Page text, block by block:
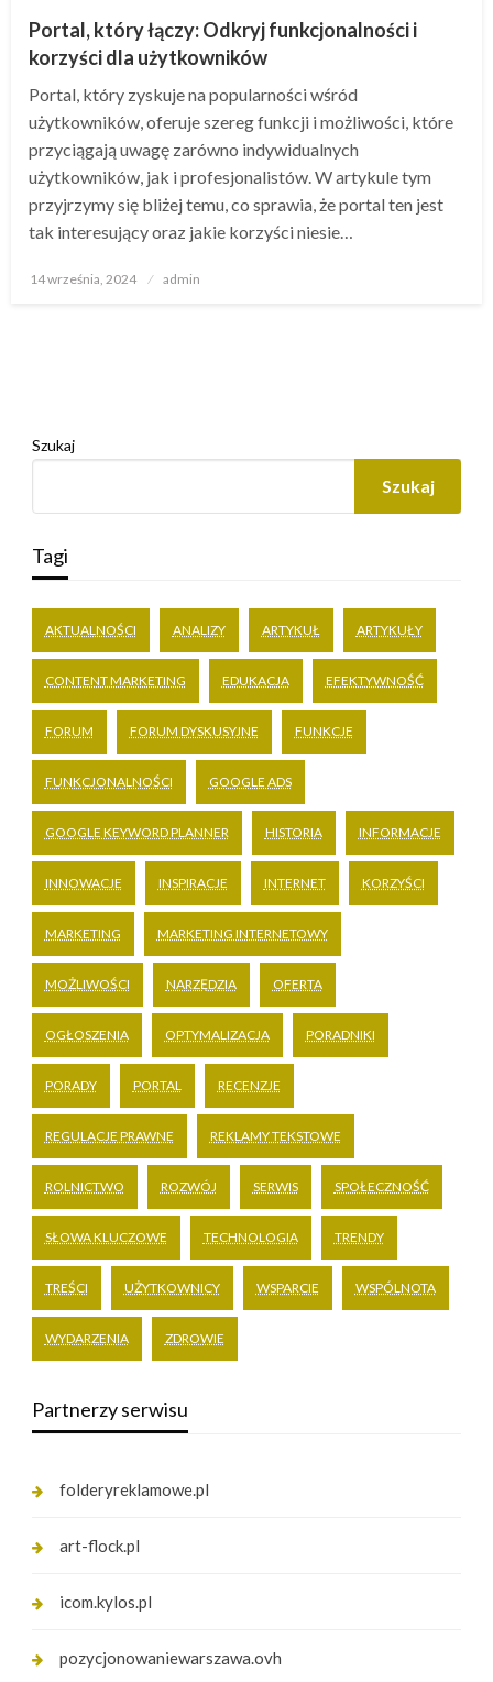
Portal, który łączy: Odkryj funkcjonalności i
korzyści dla użytkowników
Portal, który zyskuje na popularności wśród
użytkowników, oferuje szereg funkcji i możliwości, które
przyciągają uwagę zarówno indywidualnych
użytkowników, jak i profesjonalistów. W artykule tym
przyjrzymy się bliżej temu, co sprawia, że portal ten jest
tak interesujący oraz jakie korzyści niesie…
Opublikowane
14 września, 2024 admin
Szukaj
Szukaj
Tagi
AKTUALNOŚCI ANALIZY ARTYKUŁ ARTYKUŁY
CONTENT MARKETING EDUKACJA EFEKTYWNOŚĆ
FORUM FORUM DYSKUSYJNE FUNKCJE
FUNKCJONALNOŚCI GOOGLE ADS
GOOGLE KEYWORD PLANNER HISTORIA INFORMACJE
INNOWACJE INSPIRACJE INTERNET KORZYŚCI
MARKETING MARKETING INTERNETOWY
MOŻLIWOŚCI NARZĘDZIA OFERTA
OGŁOSZENIA OPTYMALIZACJA PORADNIKI
PORADY PORTAL RECENZJE
REGULACJE PRAWNE REKLAMY TEKSTOWE
ROLNICTWO ROZWÓJ SERWIS SPOŁECZNOŚĆ
SŁOWA KLUCZOWE TECHNOLOGIA TRENDY
TREŚCI UŻYTKOWNICY WSPARCIE WSPÓLNOTA
WYDARZENIA ZDROWIE
Partnerzy serwisu
folderyreklamowe.pl
art-flock.pl
icom.kylos.pl
pozycjonowaniewarszawa.ovh